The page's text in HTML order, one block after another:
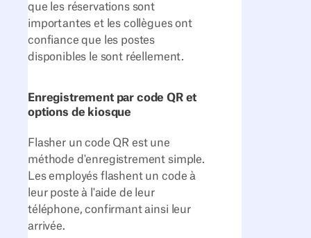
que les réservations sont
importantes et les collègues ont
confiance que les postes
disponibles le sont réellement.
Enregistrement par code QR et
options de kiosque
Flasher un code QR est une
méthode d'enregistrement simple.
Les employés flashent un code à
leur poste à l'aide de leur
téléphone, confirmant ainsi leur
arrivée.